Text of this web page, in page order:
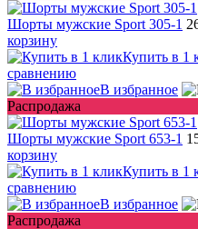
Шорты мужские Sport 305-1
корзину
Купить в 1
сравнению
В избранное
Распродажа
Шорты мужские Sport 653-1
корзину
Купить в 1
сравнению
В избранное
Распродажа